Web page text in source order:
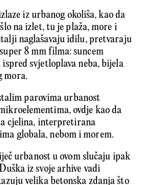
iz urbanog okoliša, kao da
na izlet, tu je plaža, more i
naglašavaju idilu, pretvaraju
8 mm filma: suncem
ispred svjetloplava neba, bijela
mora.
parovima urbanost
ovdje kao da
cjelina, interpretirana
globala, nebom i morem.
urbanost u ovom slučaju ipak
iz svoje arhive vadi
velika betonska zdanja što